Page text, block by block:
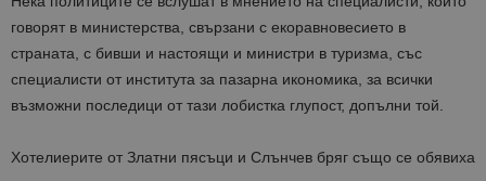
говорят в министерства, свързани с екоравновесието в
страната, с бивши и настоящи и министри в туризма, със
специалисти от института за пазарна икономика, за всички
възможни последици от тази лобистка глупост, допълни той.
Хотелиерите от Златни пясъци и Слънчев бряг също се обявиха